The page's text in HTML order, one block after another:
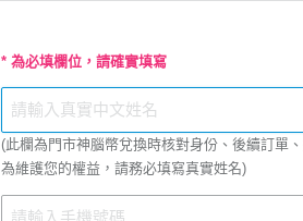
* 為必填欄位，請確實填寫
(此欄為門市神腦幣兌換時核對身份、後續訂單
為維護您的權益，請務必填寫真實姓名)